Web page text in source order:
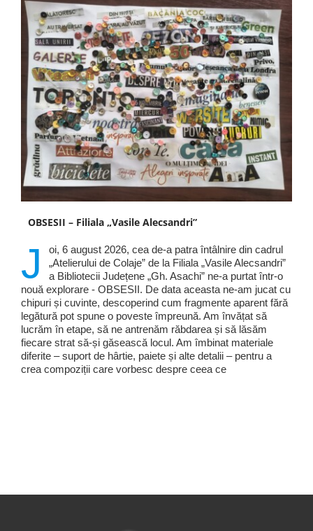
OBSESII – Filiala „Vasile Alecsandri”
J
oi, 6 august 2026, cea de-a patra întâlnire din cadrul
„Atelierului de Colaje” de la Filiala „Vasile Alecsandri”
a Bibliotecii Județene „Gh. Asachi” ne-a purtat într-o
nouă explorare - OBSESII. De data aceasta ne-am jucat cu
chipuri și cuvinte, descoperind cum fragmente aparent fără
legătură pot spune o poveste împreună. Am învățat să
lucrăm în etape, să ne antrenăm răbdarea și să lăsăm
fiecare strat să-și găsească locul. Am îmbinat materiale
diferite – suport de hârtie, paiete și alte detalii – pentru a
crea compoziții care vorbesc despre ceea ce